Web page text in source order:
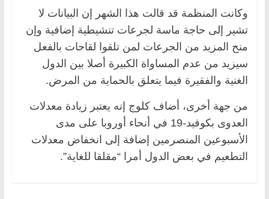
وكانت المنظمة قد قالت هذا الشهر إن البيانات لا
تشير إلى حاجة ماسة لجرعات تنشيطية إضافية وإن
منح المزيد من الجرعات لمن تلقوا لقاحات بالفعل
سيزيد من عدم المساواة الكبيرة أصلا بين الدول
الغنية والفقيرة فيما يتعلق بالحماية من المرض.
من جهة أخرى، أضاف كلوج إنه يعتبر زيادة معدلات
العدوى بكوفيد-19 في أنحاء أوروبا على مدى
الأسبوعين المنصرمين إضافة إلى انخفاض معدلات
التطعيم في بعض الدول أمرا “مقلقا للغاية”.